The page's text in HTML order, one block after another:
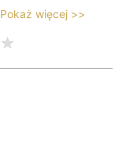
Pokaż więcej >>